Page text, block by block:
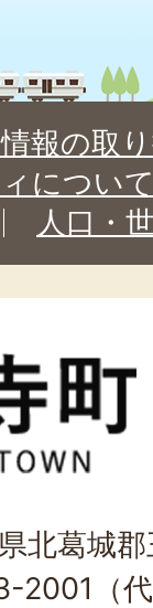
報の取
につい
人口・
北葛城郡
2001（